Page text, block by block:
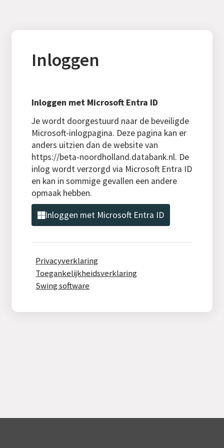
Inloggen
Inloggen met Microsoft Entra ID
Je wordt doorgestuurd naar de beveiligde
Microsoft-inlogpagina. Deze pagina kan er
anders uitzien dan de website van
https://beta-noordholland.databank.nl. De
inlog wordt verzorgd via Microsoft Entra ID
en kan in sommige gevallen een andere
opmaak hebben.
Inloggen met Microsoft Entra ID
Privacyverklaring
Toegankelijkheidsverklaring
Swing software